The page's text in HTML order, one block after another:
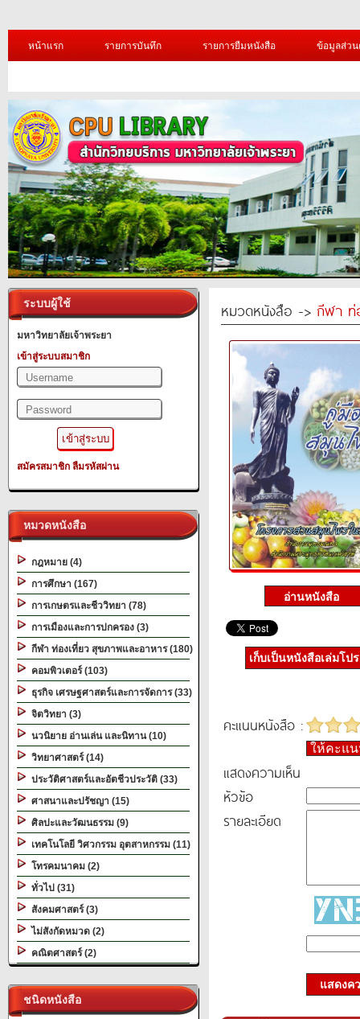
หน้าแรก รายการบันทึก รายการยืมหนังสือ ข้อมูลส่ว
ระบบผู้ใช้
มหาวิทยาลัยเจ้าพระยา
เข้าสู่ระบบสมาชิก
สมัครสมาชิก ลืมรหัสผ่าน
หมวดหนังสือ
กฎหมาย (4)
การศึกษา (167)
การเกษตรและชีววิทยา (78)
การเมืองและการปกครอง (3)
กีฬา ท่องเที่ยว สุขภาพและอาหาร (180)
คอมพิวเตอร์ (103)
ธุรกิจ เศรษฐศาสตร์และการจัดการ (33)
จิตวิทยา (3)
นวนิยาย อ่านเล่น และนิทาน (10)
วิทยาศาสตร์ (14)
ประวัติศาสตร์และอัตชีวประวัติ (33)
ศาสนาและปรัชญา (15)
ศิลปะและวัฒนธรรม (9)
เทคโนโลยี วิศวกรรม อุตสาหกรรม (11)
โทรคมนาคม (2)
ทั่วไป (31)
สังคมศาสตร์ (3)
ไม่สังกัดหมวด (2)
คณิตศาสตร์ (2)
ชนิดหนังสือ
หมวดหนังสือ -> กีฬา ท่
เก็บเป็นหนังสือเล่มโป
คะแนนหนังสือ :
ให้คะแ
แสดงความเห็น
หัวข้อ
รายละเอียด
แสดงค